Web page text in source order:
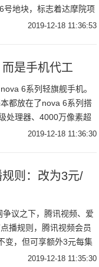
号地块，标志着达摩院项
学中心。该地块位于之江
2019-12-18 11:36:53
是手机代工
6系列轻旗舰手机。
都放在了nova 6系列搭
处理器、4000万像素超
素3倍光学变焦镜头+800
2019-12-18 11:36:30
则：改为3元/
议之下，腾讯视频、爱
播规则，腾讯视频会员
变，但可享额外3元每集
再是支付额外50元观看6
2019-12-18 11:35:30